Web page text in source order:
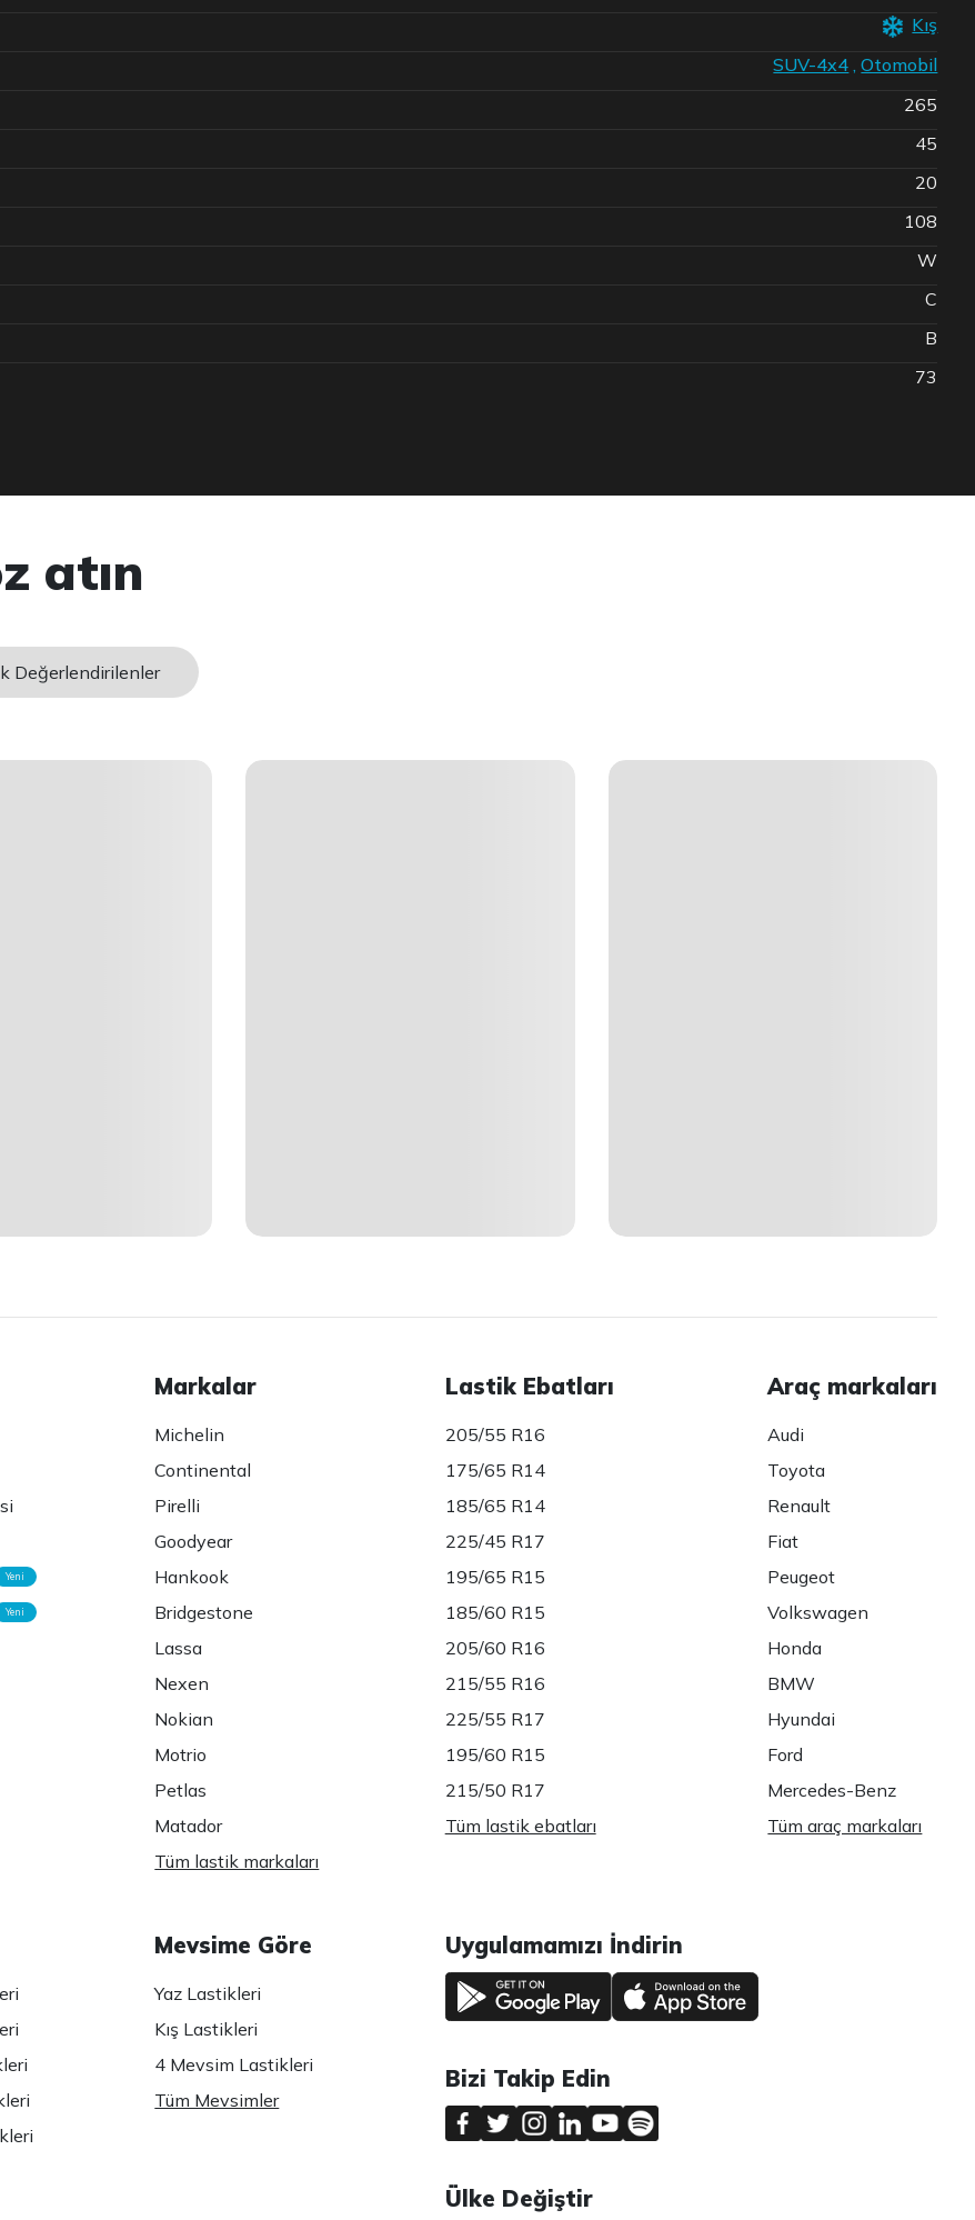
Kış
SUV-4x4 ,Otomobil
265
45
20
108
W
C
B
73
atın
Değerlendirilenler
Yeni
Yeni
Markalar
Michelin
Continental
Pirelli
Goodyear
Hankook
Bridgestone
Lassa
Nexen
Nokian
Motrio
Petlas
Matador
Tüm lastik markaları
Lastik Ebatları
205/55 R16
175/65 R14
185/65 R14
225/45 R17
195/65 R15
185/60 R15
205/60 R16
215/55 R16
225/55 R17
195/60 R15
215/50 R17
Tüm lastik ebatları
Araç markaları
Audi
Toyota
Renault
Fiat
Peugeot
Volkswagen
Honda
BMW
Hyundai
Ford
Mercedes-Benz
Tüm araç markaları
Mevsime Göre
Yaz Lastikleri
Kış Lastikleri
4 Mevsim Lastikleri
Tüm Mevsimler
Uygulamamızı İndirin
Bizi Takip Edin
Ülke Değiştir